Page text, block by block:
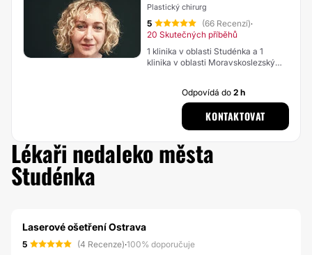
Plastický chirurg
5 (66 Recenzí)·
20 Skutečných příběhů
1 klinika v oblasti Studénka a 1
klinika v oblasti Moravskoslezský
Odpovídá do2 h
KONTAKTOVAT
Lékaři nedaleko města
Studénka
Laserové ošetření Ostrava
5 (4 Recenze)·100% doporučuje